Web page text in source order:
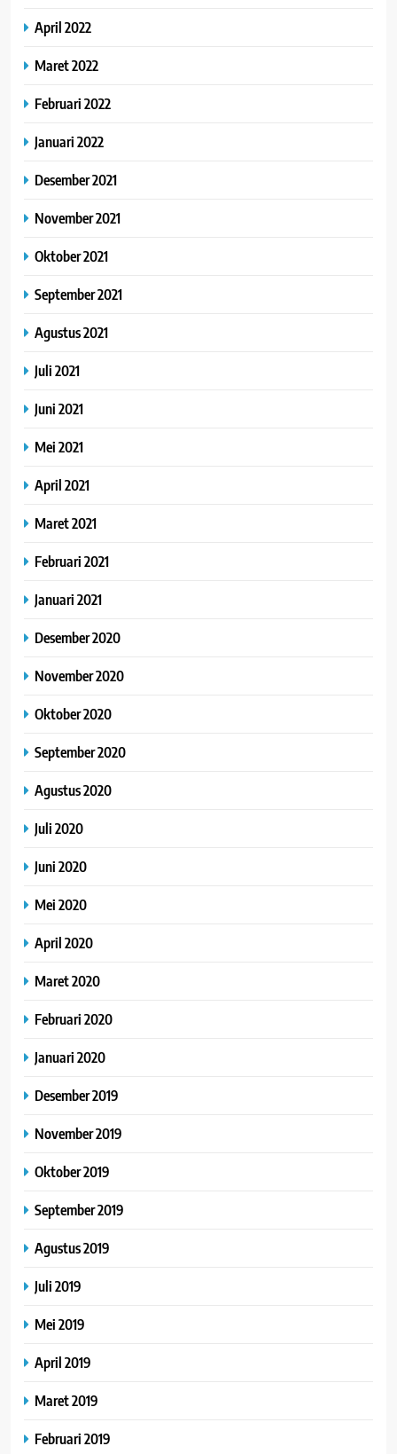
April 2022
Maret 2022
Februari 2022
Januari 2022
Desember 2021
November 2021
Oktober 2021
September 2021
Agustus 2021
Juli 2021
Juni 2021
Mei 2021
April 2021
Maret 2021
Februari 2021
Januari 2021
Desember 2020
November 2020
Oktober 2020
September 2020
Agustus 2020
Juli 2020
Juni 2020
Mei 2020
April 2020
Maret 2020
Februari 2020
Januari 2020
Desember 2019
November 2019
Oktober 2019
September 2019
Agustus 2019
Juli 2019
Mei 2019
April 2019
Maret 2019
Februari 2019